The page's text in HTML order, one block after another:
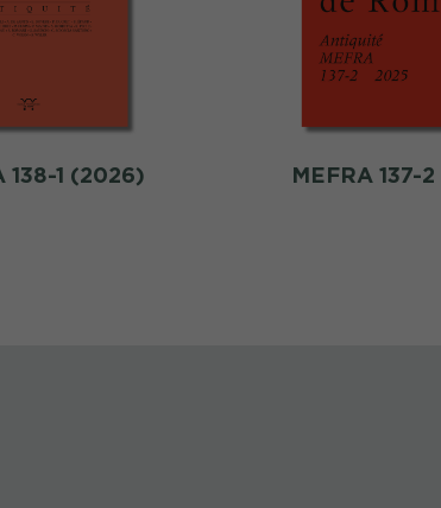
138-1 (2026) MEFRA 137-